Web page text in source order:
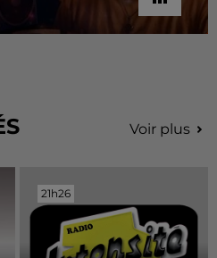
Voir plus
21h26
21h26